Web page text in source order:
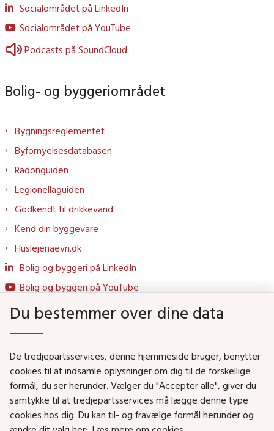
Socialområdet på LinkedIn
Socialområdet på YouTube
Podcasts på SoundCloud
Bolig- og byggeriområdet
Bygningsreglementet
Byfornyelsesdatabasen
Radonguiden
Legionellaguiden
Godkendt til drikkevand
Kend din byggevare
Huslejenaevn.dk
Bolig og byggeri på LinkedIn
Bolig og byggeri på YouTube
Social- og Boligministeriet
Job i Social- og Boligstyrelsen
Puljer og tilskud
Nyhedsbreve
Du bestemmer over dine data
De tredjepartsservices, denne hjemmeside bruger, benytter
cookies til at indsamle oplysninger om dig til de forskellige
formål, du ser herunder. Vælger du "Accepter alle", giver du
samtykke til at tredjepartsservices må lægge denne type
cookies hos dig. Du kan til- og fravælge formål herunder og